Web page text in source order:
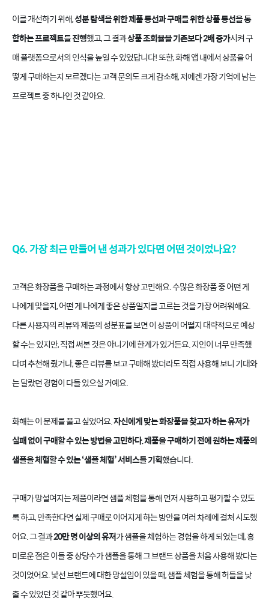
이를 개선하기 위해,성분 탐색을 위한 제품 동선과 구매를 위한 상품 동선을 통
합하는 프로젝트를 진행했고, 그 결과상품 조회율을 기존보다 2배 증가시켜 구
매 플랫폼으로서의 인식을 높일 수 있었답니다! 또한, 화해 앱 내에서 상품을 어
떻게 구매하는지 모르겠다는 고객 문의도 크게 감소해, 저에겐 가장 기억에 남는
프로젝트 중 하나인 것 같아요.
Q6. 가장 최근 만들어 낸 성과가 있다면 어떤 것이었나요?
고객은 화장품을 구매하는 과정에서 항상 고민해요. 수많은 화장품 중 어떤 게
나에게 맞을지, 어떤 게 나에게 좋은 상품일지를 고르는 것을 가장 어려워해요.
다른 사용자의 리뷰와 제품의 성분표를 보면 이 상품이 어떨지 대략적으로 예상
할 수는 있지만, 직접 써본 것은 아니기에 한계가 있거든요. 지인이 너무 만족했
다며 추천해 줬거나, 좋은 리뷰를 보고 구매해 봤더라도 직접 사용해 보니 기대와
는 달랐던 경험이 다들 있으실 거예요.
화해는 이 문제를 풀고 싶었어요.자신에게 맞는 화장품을 찾고자 하는 유저가
실패 없이 구매할 수 있는 방법을 고민하다, 제품을 구매하기 전에 원하는 제품의
샘플을 체험할 수 있는 ‘샘플 체험’ 서비스를 기획했습니다.
구매가 망설여지는 제품이라면 샘플 체험을 통해 먼저 사용하고 평가할 수 있도
록 하고, 만족한다면 실제 구매로 이어지게 하는 방안을 여러 차례에 걸쳐 시도했
어요. 그 결과20만 명 이상의 유저가 샘플을 체험하는 경험을 하게 되었는데, 흥
미로운 점은 이들 중 상당수가 샘플을 통해 그 브랜드 상품을 처음 사용해 봤다는
것이었어요. 낯선 브랜드에 대한 망설임이 있을 때, 샘플 체험을 통해 허들을 낮
출 수 있었던 것 같아 뿌듯했어요.